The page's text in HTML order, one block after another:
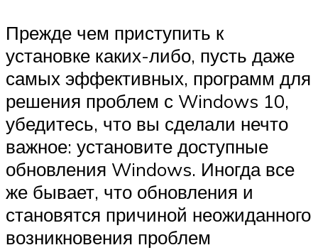
Прежде чем приступить к
установке каких-либо, пусть даже
самых эффективных, программ для
решения проблем с Windows 10,
убедитесь, что вы сделали нечто
важное: установите доступные
обновления Windows. Иногда все
же бывает, что обновления и
становятся причиной неожиданного
возникновения проблем